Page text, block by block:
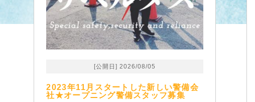
[公開日] 2026/08/05
2023年11月スタートした新しい警備会
社★オープニング警備スタッフ募集